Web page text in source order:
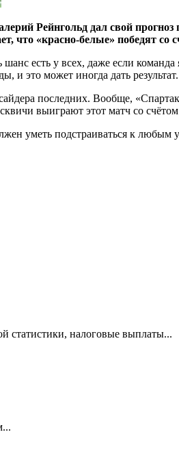
Рейнгольд дал свой прогноз
что «красно-белые» победят со
есть у всех, даже если команда
и это может иногда дать результат.
последних. Вообще,
выиграют этот матч со
уметь подстраиваться к любым
статистики, налоговые выплаты...